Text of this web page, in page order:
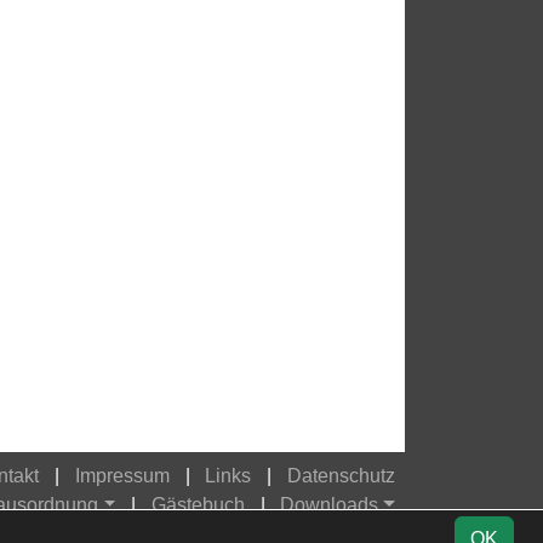
Impressum Links
Datenschutz
Gästebuch
Downloads
OK